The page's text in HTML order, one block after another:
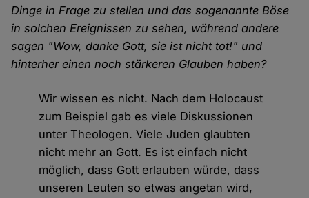
Dinge in Frage zu stellen und das sogenannte Böse
in solchen Ereignissen zu sehen, während andere
sagen "Wow, danke Gott, sie ist nicht tot!" und
hinterher einen noch stärkeren Glauben haben?
Wir wissen es nicht. Nach dem Holocaust
zum Beispiel gab es viele Diskussionen
unter Theologen. Viele Juden glaubten
nicht mehr an Gott. Es ist einfach nicht
möglich, dass Gott erlauben würde, dass
unseren Leuten so etwas angetan wird,